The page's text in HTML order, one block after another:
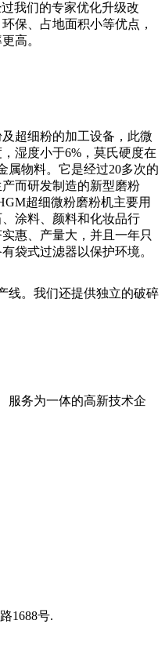
我们的专家优化升级改
保、占地面积小等优点，
高。
超细粉的加工设备，此微
湿度小于6%，莫氏硬度在
属物料。它是经过20多次的
而研发制造的新型磨粉
超细微粉磨粉机主要用
涂料、颜料和化妆品行
惠、产量大，并且一年只
袋式过滤器以保护环境。
线。我们还提供独立的破碎
服务为一体的高新技术企
1688号.